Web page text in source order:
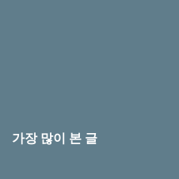
가장 많이 본 글